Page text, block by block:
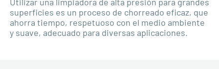
superficies es un proceso de chorreado eficaz, que
ahorra tiempo, respetuoso con el medio ambiente
y suave, adecuado para diversas aplicaciones.